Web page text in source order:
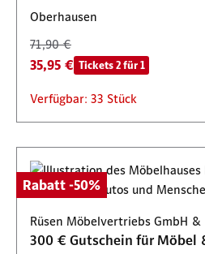
Oberhausen
71,90 €
35,95 € Tickets 2 für 1
Verfügbar: 33 Stück
Rabatt -50%
Rüsen Möbelvertriebs GmbH &
300 € Gutschein für Möbel